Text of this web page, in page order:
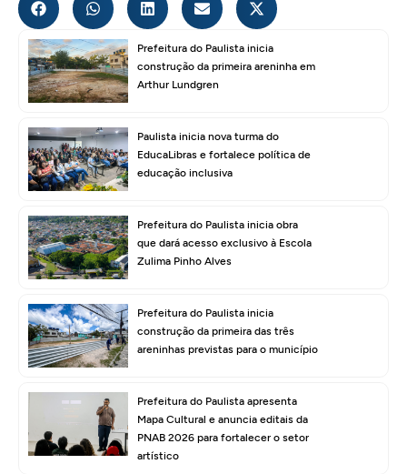
Prefeitura do Paulista inicia
construção da primeira areninha em
Arthur Lundgren
Paulista inicia nova turma do
EducaLibras e fortalece política de
educação inclusiva
Prefeitura do Paulista inicia obra
que dará acesso exclusivo à Escola
Zulima Pinho Alves
Prefeitura do Paulista inicia
construção da primeira das três
areninhas previstas para o município
Prefeitura do Paulista apresenta
Mapa Cultural e anuncia editais da
PNAB 2026 para fortalecer o setor
artístico